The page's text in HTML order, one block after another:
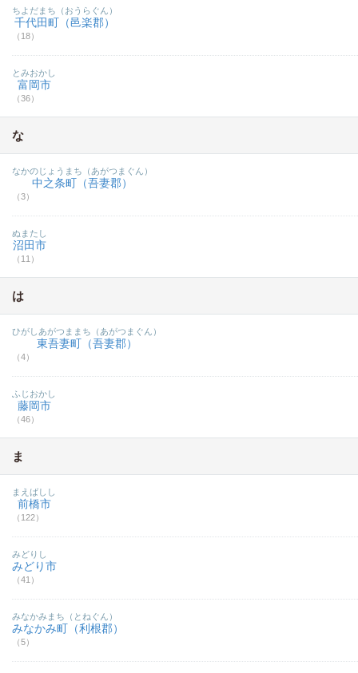
千代田町（邑楽郡）
（18）
ちよだまち（おうらぐん）
富岡市
（36）
とみおかし
な
中之条町（吾妻郡）
（3）
なかのじょうまち（あがつまぐん）
沼田市
（11）
ぬまたし
は
東吾妻町（吾妻郡）
（4）
ひがしあがつままち（あがつまぐん）
藤岡市
（46）
ふじおかし
ま
前橋市
（122）
まえばしし
みどり市
（41）
みどりし
みなかみ町（利根郡）
（5）
みなかみまち（とねぐん）